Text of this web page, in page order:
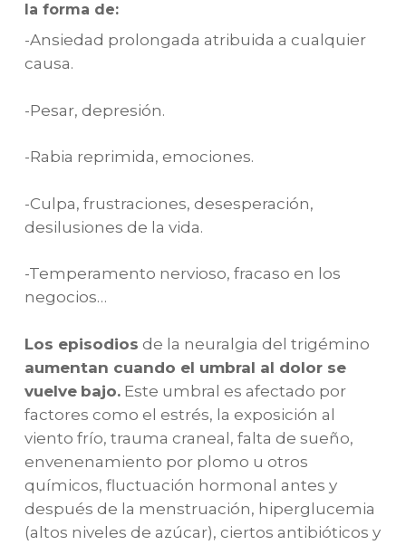
la forma de:
-Ansiedad prolongada atribuida a cualquier
causa.
-Pesar, depresión.
-Rabia reprimida, emociones.
-Culpa, frustraciones, desesperación,
desilusiones de la vida.
-Temperamento nervioso, fracaso en los
negocios…
Los episodios de la neuralgia del trigémino
aumentan cuando el umbral al dolor se
vuelve bajo.Este umbral es afectado por
factores como el estrés, la exposición al
viento frío, trauma craneal, falta de sueño,
envenenamiento por plomo u otros
químicos, fluctuación hormonal antes y
después de la menstruación, hiperglucemia
(altos niveles de azúcar), ciertos antibióticos y